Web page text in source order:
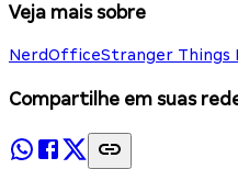
Veja mais sobre
NerdOfficeStranger Things
Compartilhe em suas